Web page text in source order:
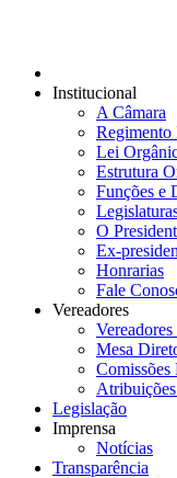
Institucional
A Câmara
Regimento
Lei
Estrutura
Funções e
O
Ex-
Honrarias
Fale
Vereadores
Mesa
Comissões
Legislação
Imprensa
Notícias
Transparência